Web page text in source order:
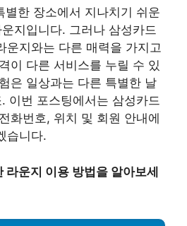
별한 장소에서 지나치기 쉬운
지입니다. 그러나 삼성카드
운지와는 다른 매력을 가지고
이 다른 서비스를 누릴 수 있
은 일상과는 다른 특별한 날
이번 포스팅에서는 삼성카드
화번호, 위치 및 회원 안내에
습니다.
라운지 이용 방법을 알아보세